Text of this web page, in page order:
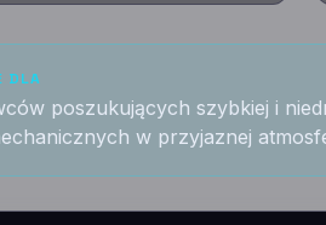
DLA
poszukujących szybkiej i
w przyjaznej